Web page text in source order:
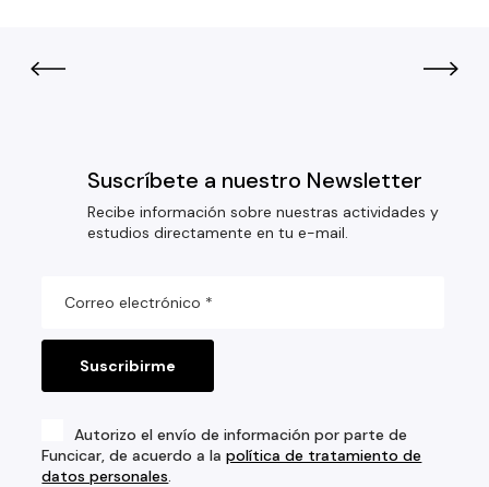
Suscríbete a nuestro Newsletter
Recibe información sobre nuestras actividades y
estudios directamente en tu e-mail.
Autorizo el envío de información por parte de
Funcicar, de acuerdo a lapolítica de tratamiento de
datos personales